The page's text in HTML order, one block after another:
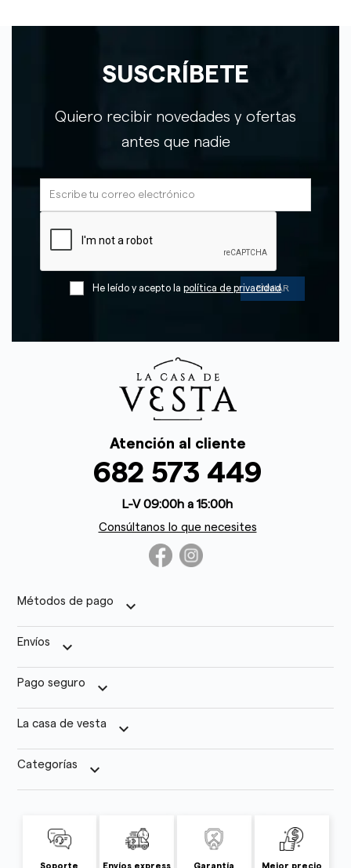
SUSCRÍBETE
Quiero recibir novedades y ofertas
antes que nadie
He leído y acepto la política de privacidad
Atención al cliente
682 573 449
L-V 09:00h a 15:00h
Consúltanos lo que necesites
Métodos de pago keyboard_arrow_down
Envíos keyboard_arrow_down
Pago seguro keyboard_arrow_down
La casa de vesta keyboard_arrow_down
Categorías keyboard_arrow_down
Soporte Envíos express Garantía Mejor precio